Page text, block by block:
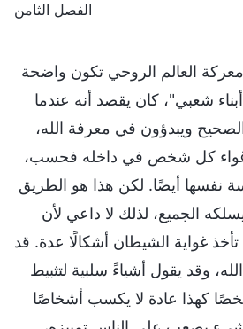
الفصل الثامن
معركة العالم الروحي تكون واضحة
شعبي"، كان يقصد أنه عندما
ويبدؤون في معرفة الله،
كل شخص في داخله فحسب،
نفسها أيضًا. لكن هذا هو الطريق
الجميع، لذلك لا داعي لأن
غواية الشيطان أشكالًا عدة. قد
وقد يقول أشياءً سلبية لتثبيط
كهذا عادة لا يكسب أشخاصًا